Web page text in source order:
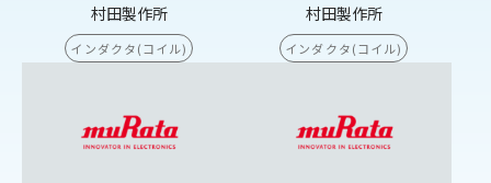
村田製作所
インダクタ(コイル)
村田製作所
インダクタ(コイル)